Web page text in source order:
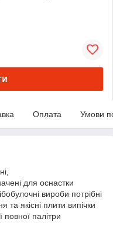
Оплата Умови
для оснастки
вироби потрібні
та якісні плити випічки
повної палітри